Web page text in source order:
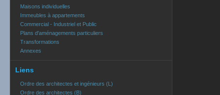
Maisons individuelles
Immeubles à appartements
Commercial - Industriel et Public
Plans d'aménagements particuliers
Transformations
Annexes
Liens
Ordre des architectes et ingénieurs (L)
Ordre des architectes (B)